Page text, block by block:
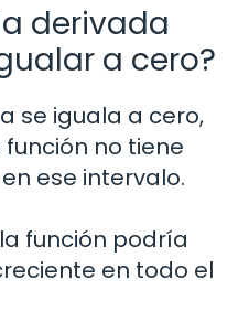
derivada
a cero?
se iguala a cero,
no tiene
ese intervalo.
función podría
en todo el